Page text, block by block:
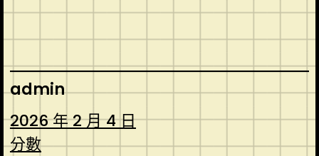
admin
2026 年 2 月 4 日
分數